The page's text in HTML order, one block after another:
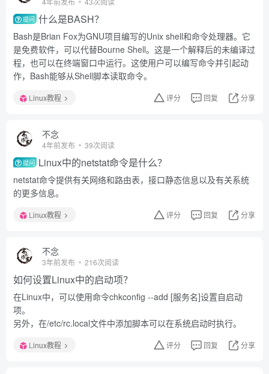
提问 什么是BASH？
Bash是Brian Fox为GNU项目编写的Unix shell和命令处理器。它
是免费软件，可以代替Bourne Shell。这是一个解释后的未编译过
程，也可以在终端窗口中运行。这使用户可以编写命令并引起动
作，Bash能够从Shell脚本读取命令。
Linux教程 评分 回复 分享
不念
4年前发布 39次阅读
提问 Linux中的netstat命令是什么？
netstat命令提供有关网络和路由表，接口静态信息以及有关系统
的更多信息。
Linux教程 评分 回复 分享
不念
3年前发布 216次阅读
如何设置Linux中的启动项？
在Linux中，可以使用命令chkconfig --add [服务名]设置自启动
项。
另外，在/etc/rc.local文件中添加脚本可以在系统启动时执行。
Linux教程 评分 回复 分享